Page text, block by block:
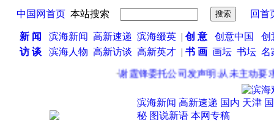
中国网首页 本站搜索 回首
新 闻 滨海新闻 高新速递 滨海缀英| 创 意 创意中国
创
访 谈
滨海人物 高新访谈 高新英才 | 书 画 画坛 书坛 名
谢霆锋委托公司发声明:从未主动要求
滨海新闻 高新速递 国内 天津
秘 图说新语 本网专稿